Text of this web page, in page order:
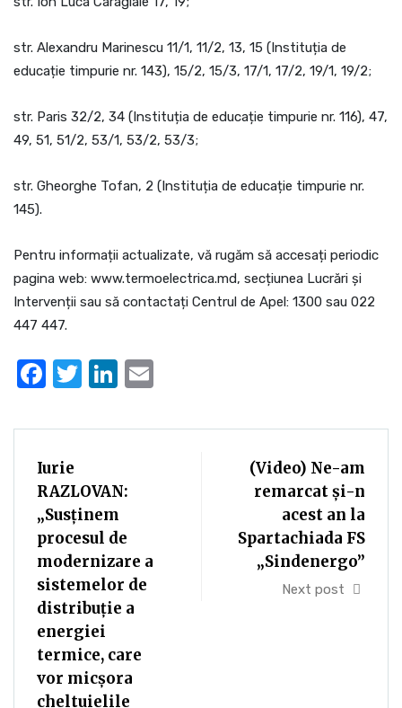
str. Alexandru Marinescu 11/1, 11/2, 13, 15 (Instituția de
educație timpurie nr. 143), 15/2, 15/3, 17/1, 17/2, 19/1, 19/2;
str. Paris 32/2, 34 (Instituția de educație timpurie nr. 116), 47,
49, 51, 51/2, 53/1, 53/2, 53/3;
str. Gheorghe Tofan, 2 (Instituția de educație timpurie nr.
145).
Pentru informații actualizate, vă rugăm să accesați periodic
pagina web: www.termoelectrica.md, secțiunea Lucrări și
Intervenții sau să contactați Centrul de Apel: 1300 sau 022
447 447.
Facebook
TwitterLinkedIn
Iurie
RAZLOVAN:
„Susținem
procesul de
modernizare a
sistemelor de
distribuție a
energiei
termice, care
vor micșora
cheltuielile
(Video) Ne-am
remarcat și-n
acest an la
Spartachiada FS
„Sindenergo”
Next post